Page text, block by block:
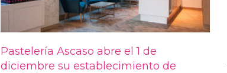
Pastelería Ascaso abre el 1 de
diciembre su establecimiento de